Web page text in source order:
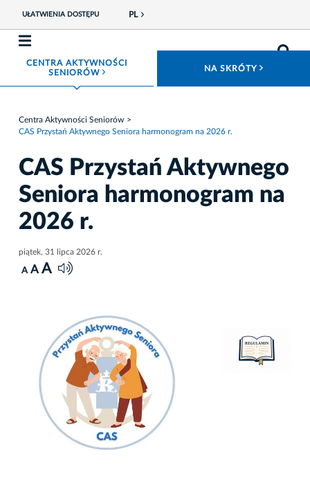
UŁATWIENIA DOSTĘPU PL
CENTRA AKTYWNOŚCI
SENIORÓWROZWIŃ MENU NA SKRÓTY
Centra Aktywności Seniorów
CAS Przystań Aktywnego Seniora harmonogram na 2026 r.
CAS Przystań Aktywnego
Seniora harmonogram na
2026 r.
piątek, 31 lipca 2026 r.
A A A